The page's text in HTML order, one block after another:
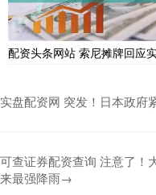
配资头条网站 索尼摊牌回应
实盘配资网 突发！日本政府
可查证券配资查询 注意了！
来最强降雨→